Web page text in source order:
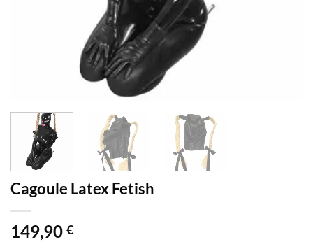
Cagoule Latex Fetish
149,90 €